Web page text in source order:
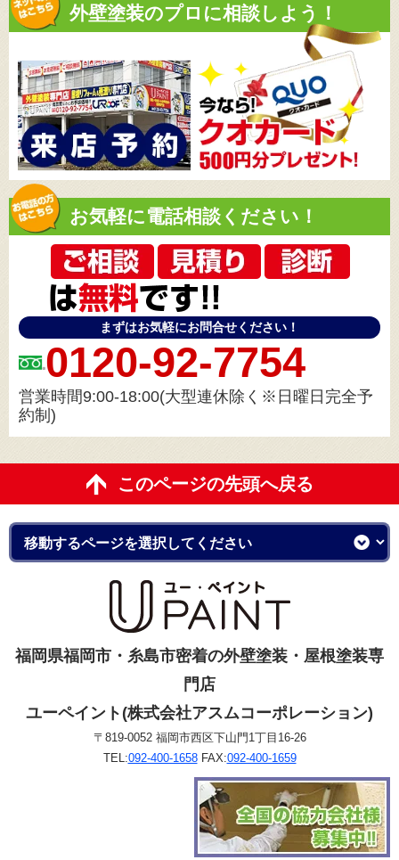
外壁塗装のプロに相談しよう！
お気軽に電話相談ください！
まずはお気軽にお問合せください！
0120-92-7754
営業時間9:00-18:00(大型連休除く※日曜日完全予
約制)
このページの先頭へ戻る
福岡県福岡市・糸島市密着の外壁塗装・屋根塗装専
門店
ユーペイント(株式会社アスムコーポレーション)
〒819-0052 福岡市西区下山門1丁目16-26
TEL:092-400-1658FAX:092-400-1659